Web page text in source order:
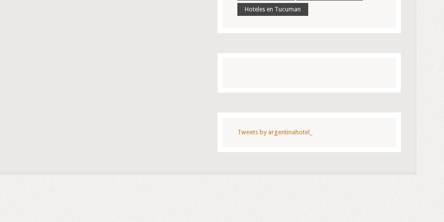
Hoteles en Tucuman
Tweets by argentinahotel_